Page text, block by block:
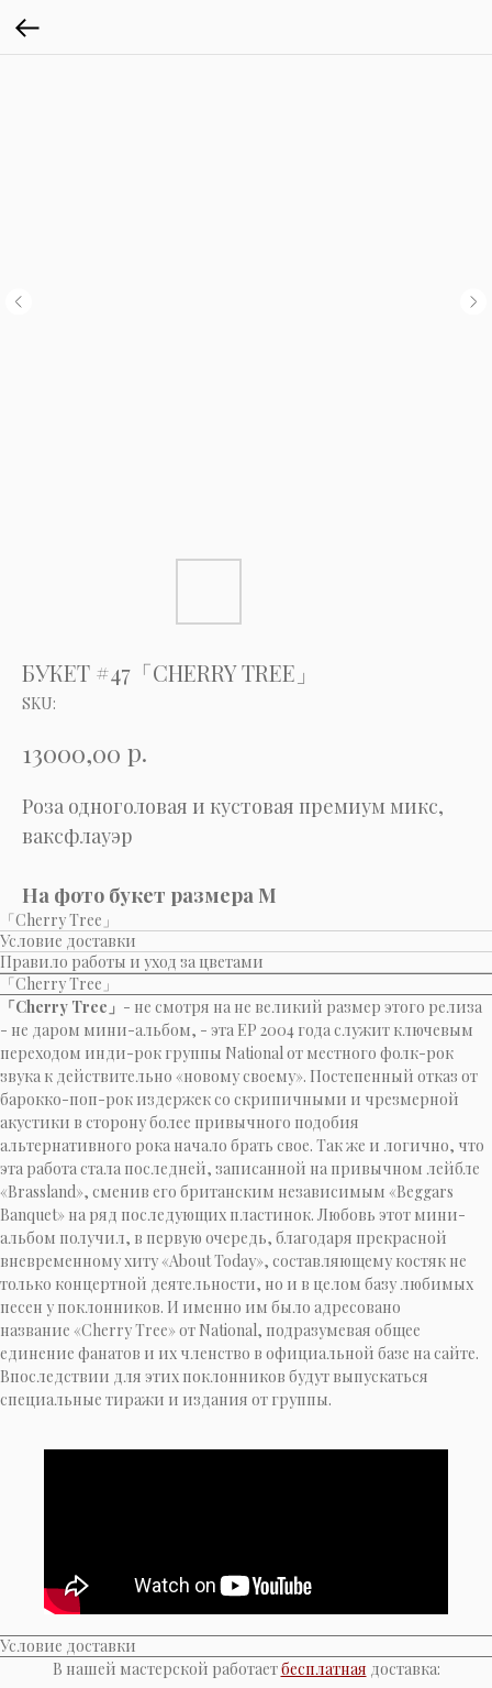
БУКЕТ #47「CHERRY TREE」
SKU:
13000,00 р.
Роза одноголовая и кустовая премиум микс,
ваксфлауэр
На фото букет размера M
「Cherry Tree」
Условие доставки
Правило работы и уход за цветами
「Cherry Tree」
「Cherry Tree」 - не смотря на не великий размер этого релиза
- не даром мини-альбом, - эта EP 2004 года служит ключевым
переходом инди-рок группы National от местного фолк-рок
звука к действительно «новому своему». Постепенный отказ от
барокко-поп-рок издержек со скрипичными и чрезмерной
акустики в сторону более привычного подобия
альтернативного рока начало брать свое. Так же и логично, что
эта работа стала последней, записанной на привычном лейбле
«Brassland», сменив его британским независимым «Beggars
Banquet» на ряд последующих пластинок. Любовь этот мини-
альбом получил, в первую очередь, благодаря прекрасной
вневременному хиту «About Today», составляющему костяк не
только концертной деятельности, но и в целом базу любимых
песен у поклонников. И именно им было адресовано
название «Cherry Tree» от National, подразумевая общее
единение фанатов и их членство в официальной базе на сайте.
Впоследствии для этих поклонников будут выпускаться
специальные тиражи и издания от группы.
Условие доставки
В нашей мастерской работаетбесплатная доставка: